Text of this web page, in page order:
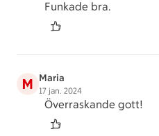
Funkade bra.
M Maria
17 jan. 2024
Överraskande gott!